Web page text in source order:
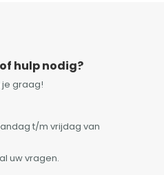
hulp nodig?
je graag!
t/m vrijdag van
uw vragen.